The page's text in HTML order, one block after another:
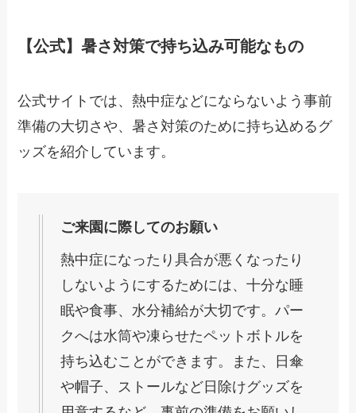
【公式】暑さ対策で持ち込み可能なもの
公式サイトでは、熱中症などにならないよう事前
準備の大切さや、暑さ対策のために持ち込めるグ
ッズを紹介しています。
ご来園に際してのお願い
熱中症になったり具合が悪くなったり
しないようにするためには、十分な睡
眠や食事、水分補給が大切です。パー
クへは水筒や凍らせたペットボトルを
持ち込むことができます。また、日傘
や帽子、ストールなど日除けグッズを